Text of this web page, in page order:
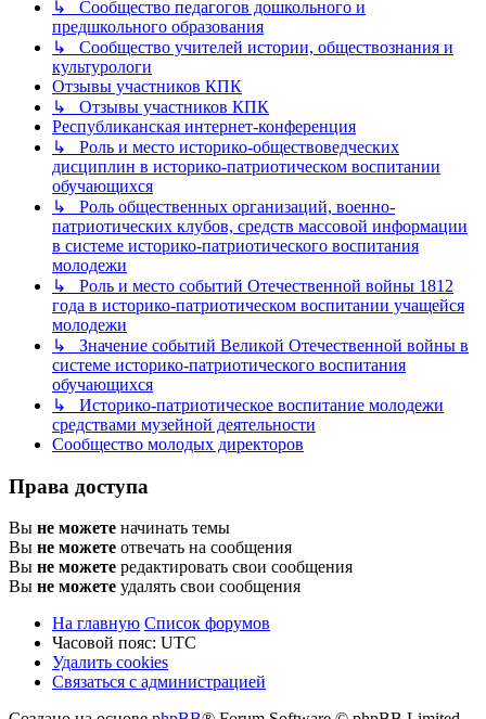
↳ Сообщество педагогов дошкольного и
предшкольного образования
↳ Сообщество учителей истории, обществознания и
культурологи
Отзывы участников КПК
↳ Отзывы участников КПК
Республиканская интернет-конференция
↳ Роль и место историко-обществоведческих
дисциплин в историко-патриотическом воспитании
обучающихся
↳ Роль общественных организаций, военно-
патриотических клубов, средств массовой информации
в системе историко-патриотического воспитания
молодежи
↳ Роль и место событий Отечественной войны 1812
года в историко-патриотическом воспитании учащейся
молодежи
↳ Значение событий Великой Отечественной войны в
системе историко-патриотического воспитания
обучающихся
↳ Историко-патриотическое воспитание молодежи
средствами музейной деятельности
Сообщество молодых директоров
Права доступа
Вы не можете начинать темы
Вы не можете отвечать на сообщения
Вы не можете редактировать свои сообщения
Вы не можете удалять свои сообщения
На главную Список форумов
Часовой пояс: UTC
Удалить cookies
Связаться с администрацией